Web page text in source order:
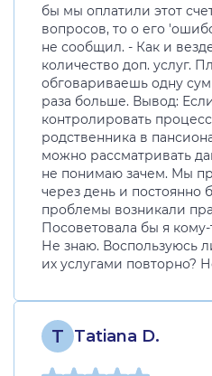
бы мы оплатили этот
вопросов, то о его
не сообщил. - Как и
количество доп. услуг.
обговариваешь одну
раза больше. Вывод:
контролировать
родственника в
можно рассматривать
не понимаю зачем. Мы
через день и постоянно
проблемы возникали
Посоветовала бы я
Не знаю. Воспользуюсь
их услугами повторно?
T Tatiana D.